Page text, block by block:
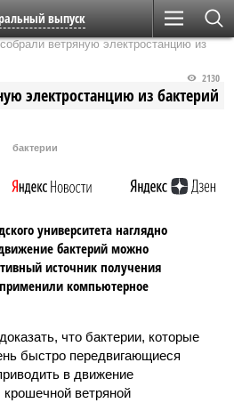
выпуск
ветряную электростанцию из
электростанцию из бактерий
2130
бактерии
университета наглядно
бактерий можно
источник получения
применили компьютерное
что бактерии, которые
быстро передвигающиеся
в движение
ветряной